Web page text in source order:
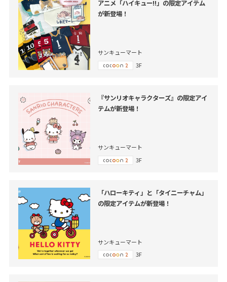
アニメ「ハイキュー!!」の限定アイテム
が新登場！
サンキューマート
3F
『サンリオキャラクターズ』の限定アイ
テムが新登場！
サンキューマート
3F
「ハローキティ」と「タイニーチャム」
の限定アイテムが新登場！
サンキューマート
3F